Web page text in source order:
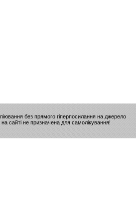
без прямого гіперпосилання на джерело
сайті не призначена для самолікування!